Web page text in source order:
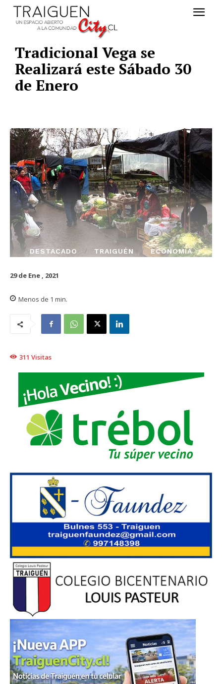
Tradicional Vega se
Realizará este Sábado 30
de Enero
DESTACADO TRAIGUÉN ECÓNOMIA
29 de Ene , 2021
Menos de 1 min.
311 Visitas